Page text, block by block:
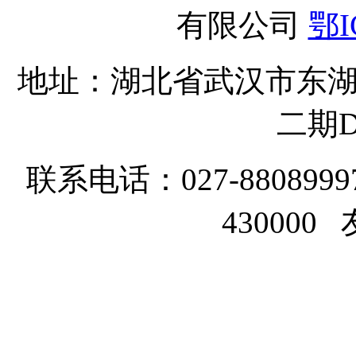
有限公司 鄂
地址：湖北省武汉市东
二期
联系电话：027-
430000